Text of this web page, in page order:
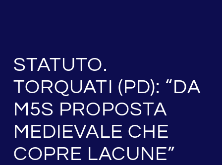
STATUTO.
TORQUATI (PD): “DA
M5S PROPOSTA
MEDIEVALE CHE
COPRE LACUNE”